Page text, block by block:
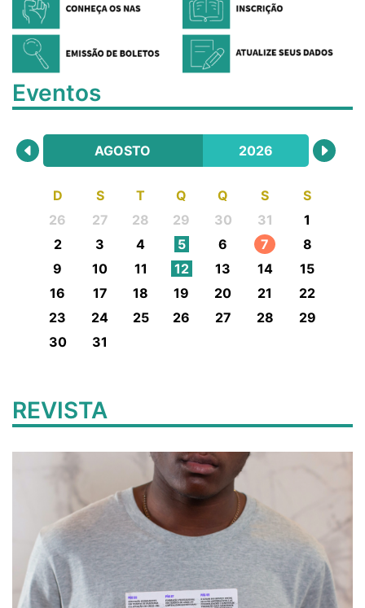
Eventos
AGOSTO 2026
D S T Q Q S
S
26
27 28 29 30 31
1
2
3 4 5 6 7
8
9
10 11 12 13 14
15
16
17 18 19 20 21
22
23
24 25 26 27 28
29
30
31
REVISTA